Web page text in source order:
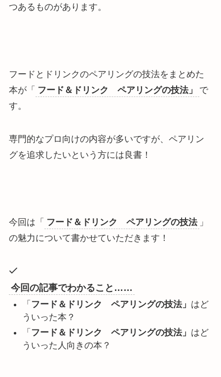
つあるものがあります。
フードとドリンクのペアリングの技法をまとめた
本が「 フード＆ドリンク ペアリングの技法」
で
す。
専門的なプロ向けの内容が多いですが、ペアリン
グを追求したいという方には良書！
今回は「 フード＆ドリンク ペアリングの技法 」
の魅力について書かせていただきます！
今回の記事でわかること……
「 フード＆ドリンク ペアリングの技法」 はど
ういった本？
「 フード＆ドリンク ペアリングの技法」 はど
ういった人向きの本？